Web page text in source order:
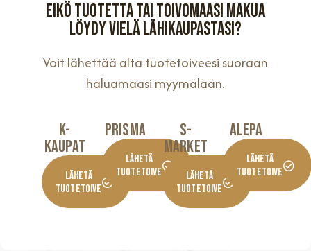
Eikö tuotetta tai toivomaasi makua
löydy vielä lähikaupastasi?
Voit lähettää alta tuotetoiveesi suoraan
haluamaasi myymälään.
K-
KaupaT
Lähetä
Tuotetoive
Prisma
Lähetä
Tuotetoive
S-
Market
Lähetä
Tuotetoive
Alepa
Lähetä
Tuotetoive